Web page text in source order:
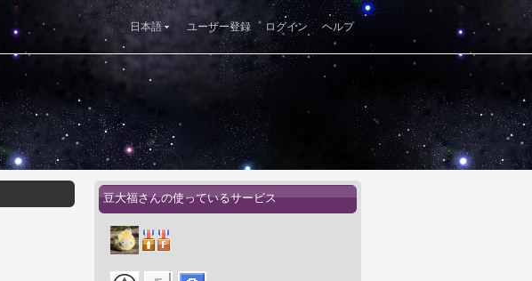
日本語 ユーザー登録 ログイン ヘルプ
豆大福さんの使っているサービス